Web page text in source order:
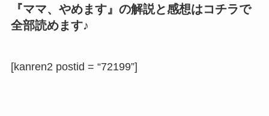
『ママ、やめます』の解説と感想はコチラで
全部読めます♪
[kanren2 postid = “72199”]